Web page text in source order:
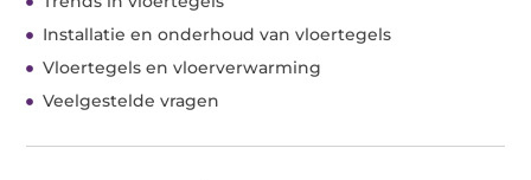
Installatie en onderhoud van vloertegels
Vloertegels en vloerverwarming
Veelgestelde vragen